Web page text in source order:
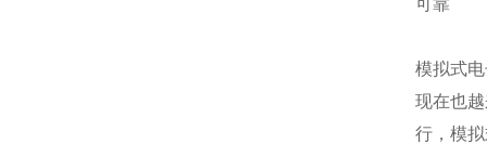
可靠
模拟式
现在也
行，模